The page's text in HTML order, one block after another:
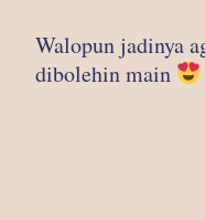
Walopun jadinya
dibolehin main